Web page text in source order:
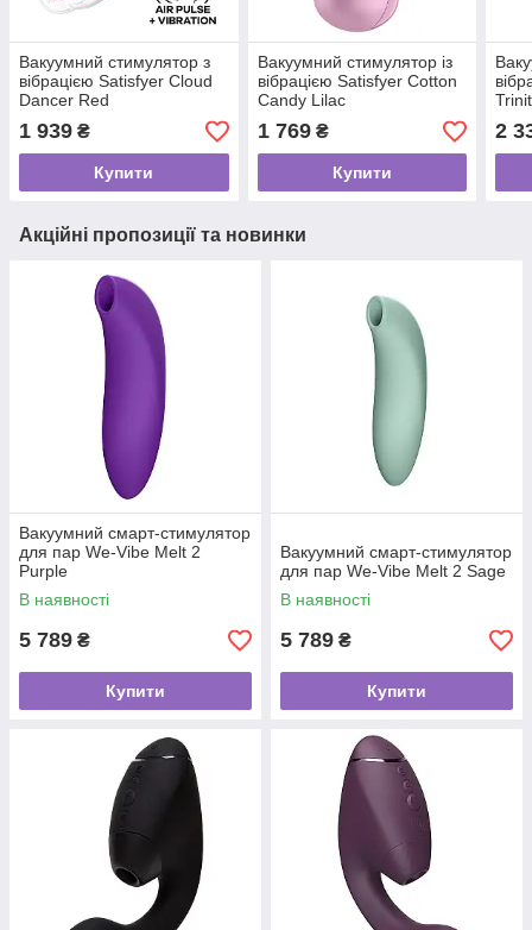
Вакуумний стимулятор з
вібрацією Satisfyer Cloud
Dancer Red
1 939 ₴
Купити
Вакуумний стимулятор із
вібрацією Satisfyer Cotton
Candy Lilac
1 769₴
Купити
2
Акційні пропозиції та новинки
Вакуумний смарт-стимулятор
для пар We-Vibe Melt 2
Purple
В наявності
5 789 ₴
Купити
Вакуумний смарт-стимулятор
для пар We-Vibe Melt 2 Sage
В наявності
5 789 ₴
Купити